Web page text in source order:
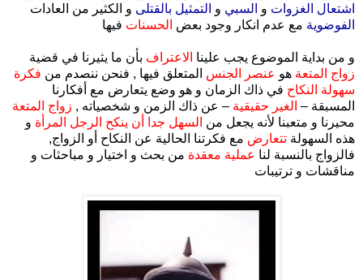
اشتعال الغزوات و السبي و التمثيل بالقتلى و الكثير من العادات
الفوضوية مع عدم انكار وجود بعض الحسنات فيها
و من بداية الموضوع يجب علينا الاعتراف بأن ما يثيرنا في قضية
زواج المتعة هو عنصر الجنس المتعلق فيها , فنحن ننصدم من فكرة
سهولة النكاح في ذاك الزمان و هو وضع يتعارض مع أفكارنا
المسبقة – الغير حقيقية – عن ذاك الزمن و شخصياته , زواج المتعة
محيرنا و متعبنا لأنه يجعل من السهل جدا أن ينكح الرجل المرأة و
هذه السهولة تتعارض مع فكرتنا الحالية عن النكاح أو الزواج,
فالزواج بالنسبة لنا عملية معقدة من بحث و اختيار و مباحثات و
مناقشات و ترتيبات